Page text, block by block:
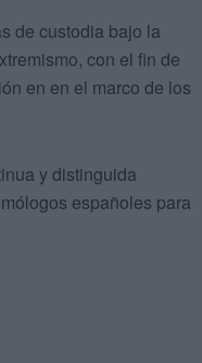
de custodia bajo la
con el fin de
en en el marco de los
y distinguida
españoles para